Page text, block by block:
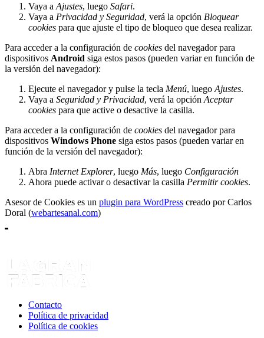
Vaya a Ajustes, luego Safari.
Vaya a Privacidad y Seguridad, verá la opción Bloquear
cookies para que ajuste el tipo de bloqueo que desea realizar.
Para acceder a la configuración de cookies del navegador para
dispositivos Android siga estos pasos (pueden variar en función de
la versión del navegador):
Ejecute el navegador y pulse la tecla Menú, luego Ajustes.
Vaya a Seguridad y Privacidad, verá la opción Aceptar
cookies para que active o desactive la casilla.
Para acceder a la configuración de cookies del navegador para
dispositivos Windows Phone siga estos pasos (pueden variar en
función de la versión del navegador):
Abra Internet Explorer, luego Más, luego Configuración
Ahora puede activar o desactivar la casilla Permitir cookies.
Asesor de Cookies es un plugin para WordPress creado por Carlos
Doral (webartesanal.com)
Contacto
Política de privacidad
Política de cookies